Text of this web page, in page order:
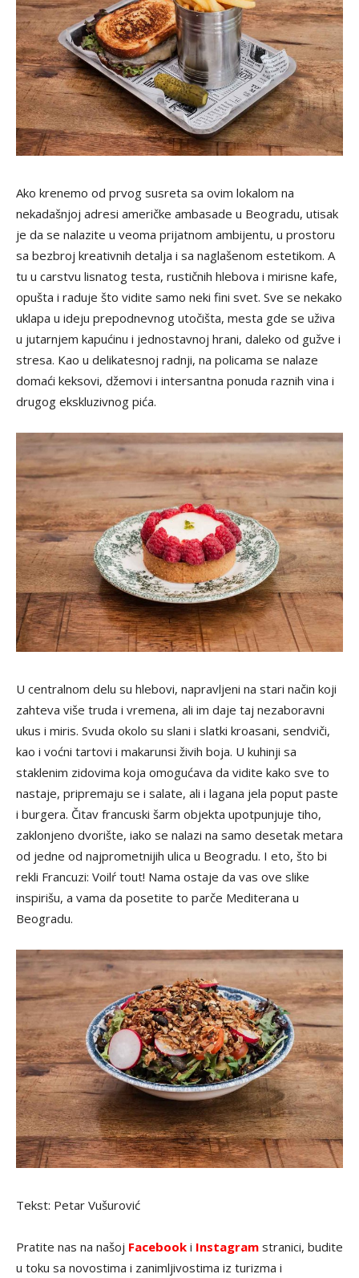
Ako krenemo od prvog susreta sa ovim lokalom na
nekadašnjoj adresi američke ambasade u Beogradu, utisak
je da se nalazite u veoma prijatnom ambijentu, u prostoru
sa bezbroj kreativnih detalja i sa naglašenom estetikom. A
tu u carstvu lisnatog testa, rustičnih hlebova i mirisne kafe,
opušta i raduje što vidite samo neki fini svet. Sve se nekako
uklapa u ideju prepodnevnog utočišta, mesta gde se uživa
u jutarnjem kapućinu i jednostavnoj hrani, daleko od gužve i
stresa. Kao u delikatesnoj radnji, na policama se nalaze
domaći keksovi, džemovi i intersantna ponuda raznih vina i
drugog ekskluzivnog pića.
U centralnom delu su hlebovi, napravljeni na stari način koji
zahteva više truda i vremena, ali im daje taj nezaboravni
ukus i miris. Svuda okolo su slani i slatki kroasani, sendviči,
kao i voćni tartovi i makarunsi živih boja. U kuhinji sa
staklenim zidovima koja omogućava da vidite kako sve to
nastaje, pripremaju se i salate, ali i lagana jela poput paste
i burgera. Čitav francuski šarm objekta upotpunjuje tiho,
zaklonjeno dvorište, iako se nalazi na samo desetak metara
od jedne od najprometnijih ulica u Beogradu. I eto, što bi
rekli Francuzi: Voilŕ tout! Nama ostaje da vas ove slike
inspirišu, a vama da posetite to parče Mediterana u
Beogradu.
Tekst: Petar Vušurović
Pratite nas na našoj Facebook i Instagram stranici, budite
u toku sa novostima i zanimljivostima iz turizma i